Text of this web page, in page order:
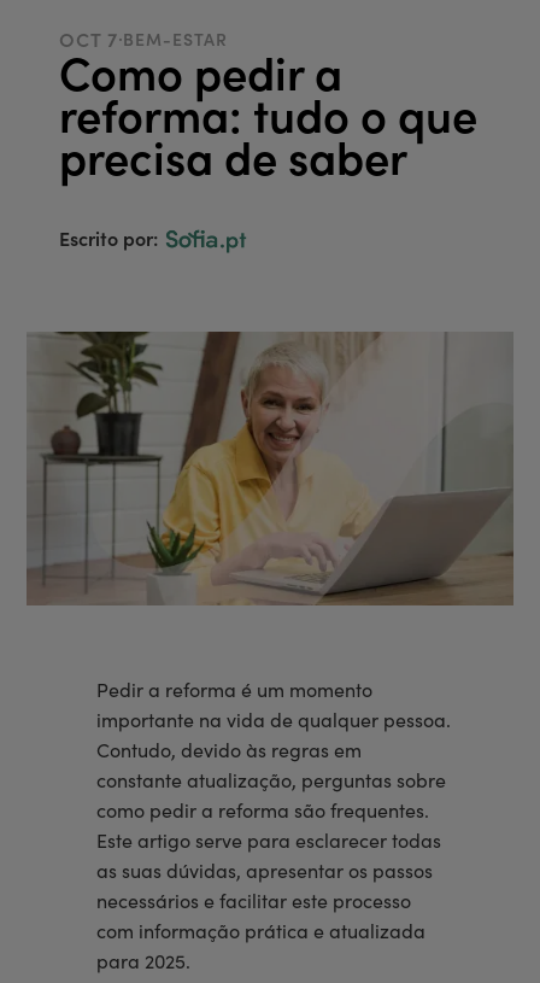
OCT 7.BEM-ESTAR
Como pedir a
reforma: tudo o que
precisa de saber
Escrito por:
Pedir a reforma é um momento
importante na vida de qualquer pessoa.
Contudo, devido às regras em
constante atualização, perguntas sobre
como pedir a reforma são frequentes.
Este artigo serve para esclarecer todas
as suas dúvidas, apresentar os passos
necessários e facilitar este processo
com informação prática e atualizada
para 2025.